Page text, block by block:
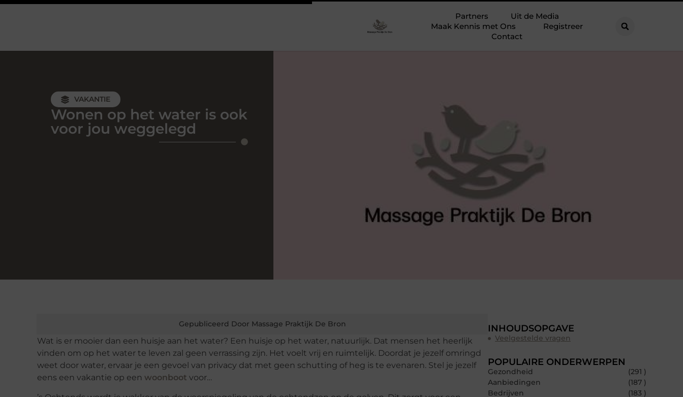
Partners
Uit de Media
Maak Kennis met Ons
Registreer
Contact
VAKANTIE
Wonen op het water is ook
voor jou weggelegd
Gepubliceerd Door Massage Praktijk De Bron
Wat is er mooier dan een huisje aan het water? Een huisje op het water, natuurlijk. Dat mensen het heerlijk
vinden om op het water te leven zal geen verrassing zijn. Het voelt vrij en ruimtelijk. Doordat je jezelf omringd
weet door water, ervaar je een gevoel van privacy dat met geen schutting of heg is te evenaren. Stel je jezelf
eens een vakantie op een woonboot voor…
INHOUDSOPGAVE
Veelgestelde vragen
POPULAIRE ONDERWERPEN
Gezondheid
(291 )
Aanbiedingen
(187 )
Bedrijven
(183 )